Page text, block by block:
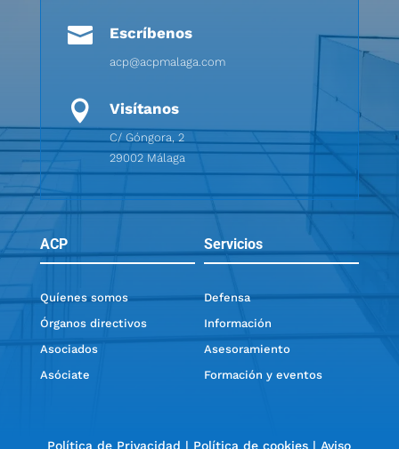
 Escríbenos
acp@acpmalaga.com
 Visítanos
C/ Góngora, 2
29002 Málaga
ACP Servicios
Quíenes somos
Órganos directivos
Asociados
Asóciate
Defensa
Información
Asesoramiento
Formación y eventos
Política de Privacidad | Política de cookies | Aviso